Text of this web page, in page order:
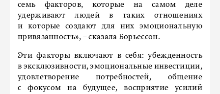
семь факторов, которые на самом деле
удерживают людей в таких отношениях
и которые создают для них эмоциональную
привязанность», – сказала Борьессон.
Эти факторы включают в себя: убежденность
в эксклюзивности, эмоциональные инвестиции,
удовлетворение потребностей, общение
с фокусом на будущее, восприятие усилий